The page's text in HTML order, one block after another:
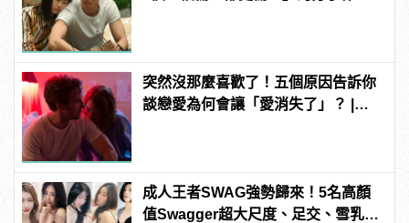
突然沒那麼喜歡了！五個原因告訴你
談戀愛為何會讓「愛消失了」？ |
成人王者SWAG強勢歸來！5名高顏
值Swagger超大尺度、足交、雪乳、